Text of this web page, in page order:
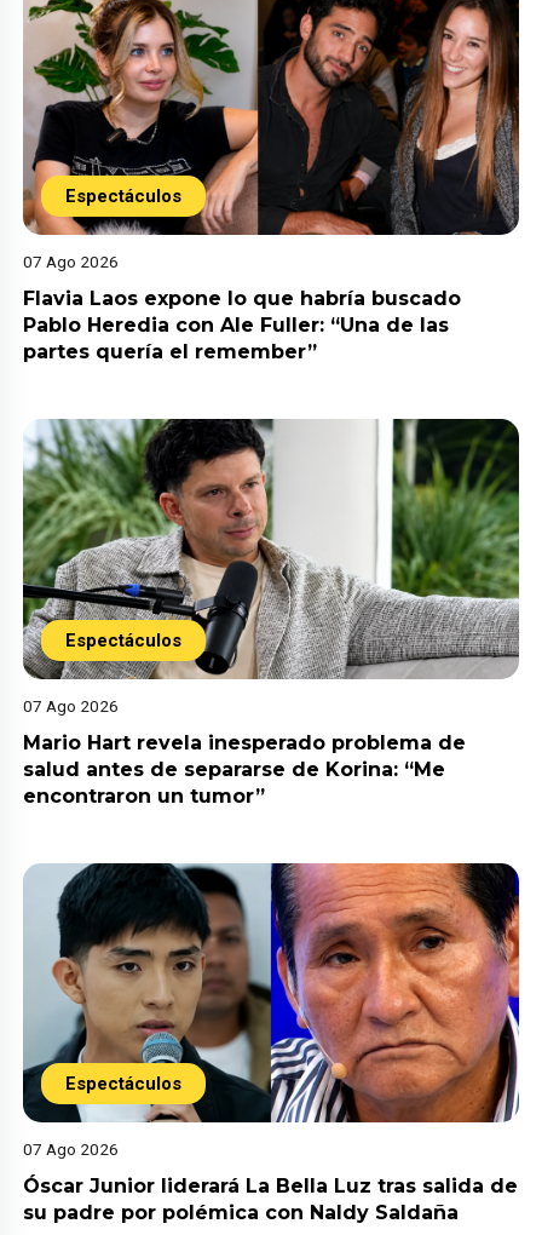
Espectáculos
07 Ago 2026
Flavia Laos expone lo que habría buscado
Pablo Heredia con Ale Fuller: “Una de las
partes quería el remember”
Espectáculos
07 Ago 2026
Mario Hart revela inesperado problema de
salud antes de separarse de Korina: “Me
encontraron un tumor”
Espectáculos
07 Ago 2026
Óscar Junior liderará La Bella Luz tras salida de
su padre por polémica con Naldy Saldaña